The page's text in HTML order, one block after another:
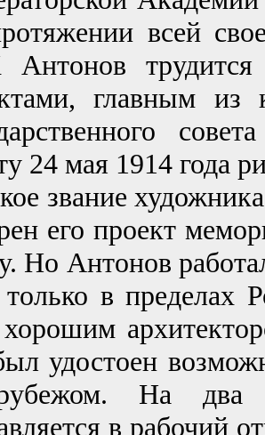
всей
трудится
главным из
24 мая 1914 года
звание
его проект
Но Антонов
в пределах
хорошим
удостоен
На два
в рабочий